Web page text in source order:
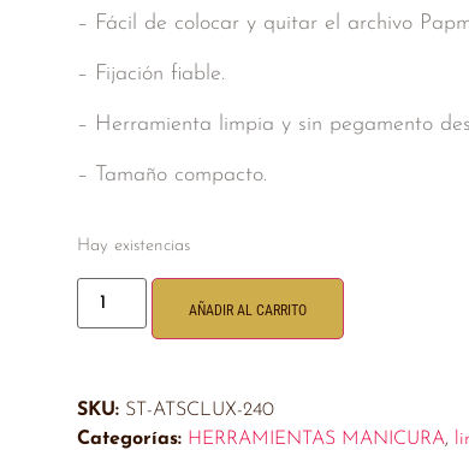
– Fácil de colocar y quitar el archivo
– Fijación fiable.
– Herramienta limpia y sin pegamento
– Tamaño compacto.
Hay existencias
AÑADIR AL CARRITO
SKU: ST-ATSCLUX-240
Categorías: HERRAMIENTAS MANICURA,